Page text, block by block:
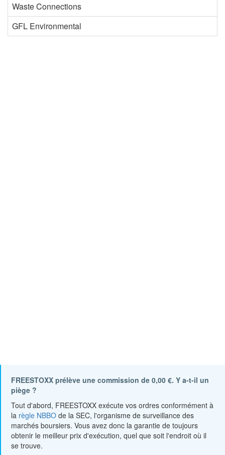
Waste Connections
GFL Environmental
FREESTOXX prélève une commission de 0,00 €. Y a-t-il un
piège ?
Tout d'abord, FREESTOXX exécute vos ordres conformément à
la règle NBBO de la SEC, l'organisme de surveillance des
marchés boursiers. Vous avez donc la garantie de toujours
obtenir le meilleur prix d'exécution, quel que soit l'endroit où il
se trouve.